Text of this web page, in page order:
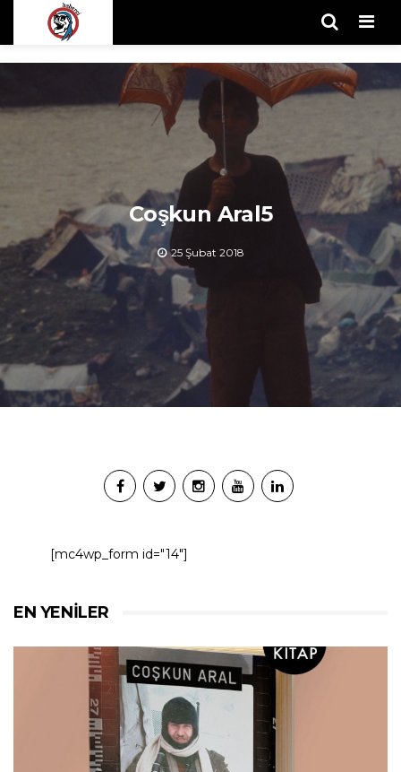
Coşkun Aral5
25 Şubat 2018
[mc4wp_form id="14"]
EN YENILER